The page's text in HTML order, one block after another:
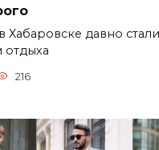
Хабаровске давно
отдыха
216